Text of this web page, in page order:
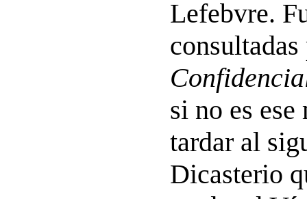
Lefebvre.
si no es
tardar al
Dicasterio